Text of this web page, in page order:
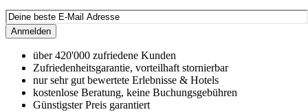
Anmelden
über 420'000 zufriedene Kunden
Zufriedenheitsgarantie, vorteilhaft stornierbar
nur sehr gut bewertete Erlebnisse & Hotels
kostenlose Beratung, keine Buchungsgebühren
Günstigster Preis garantiert